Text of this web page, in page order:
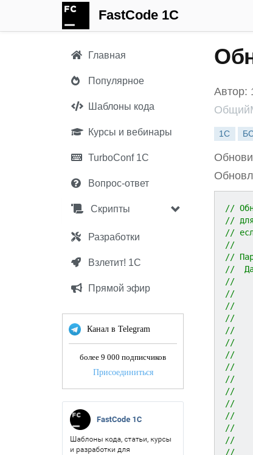
FastCode 1C
Главная
Популярное
Шаблоны кода
Курсы и вебинары
TurboConf 1С
Вопрос-ответ
Скрипты
Разработки
Взлетит! 1С
Прямой эфир
Канал в Telegram
более 9 000 подписчиков
Присоединиться
Автор:
1С
//
// для
//
//
//
//
//    *
//
//    *
//
//    *
//
//
//
//    *
//
//
//
//    *
//
//